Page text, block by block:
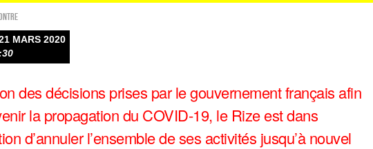
MARS 2020
des décisions prises par le gouvernement français afin
la propagation du COVID-19, le Rize est dans
d’annuler l’ensemble de ses activités jusqu’à nouvel